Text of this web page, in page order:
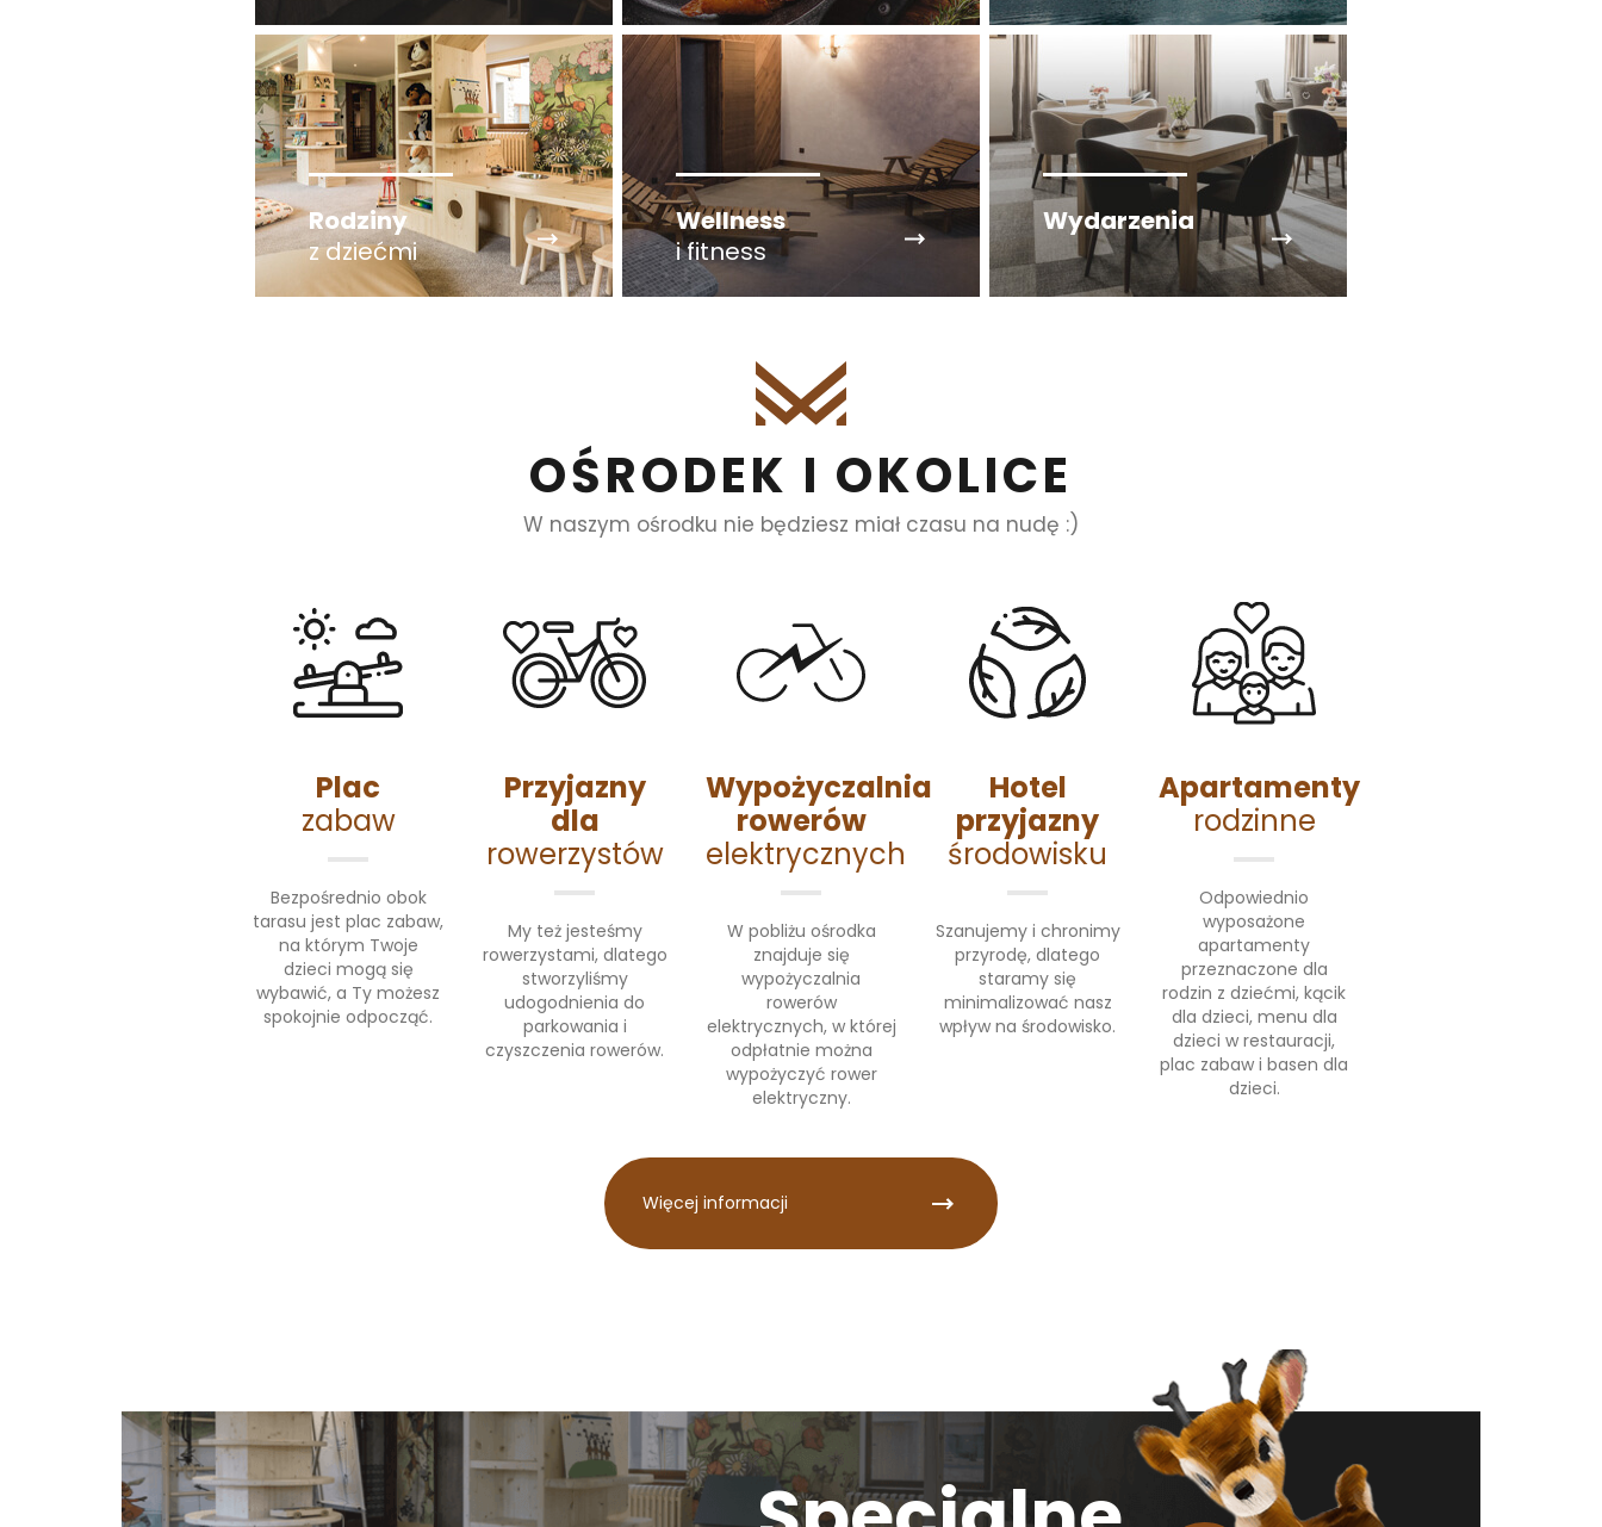
Rodziny
z dziećmi
Wellness
i fitness
Wydarzenia
OŚRODEK I OKOLICE
W naszym ośrodku nie będziesz miał czasu na nudę :)
Plac
zabaw
Bezpośrednio obok
tarasu jest plac zabaw,
na którym Twoje
dzieci mogą się
wybawić, a Ty możesz
spokojnie odpocząć.
Przyjazny
dla
rowerzystów
My też jesteśmy
rowerzystami, dlatego
stworzyliśmy
udogodnienia do
parkowania i
czyszczenia rowerów.
Wypożyczalnia
rowerów
elektrycznych
W pobliżu ośrodka
znajduje się
wypożyczalnia
rowerów
elektrycznych, w której
odpłatnie można
wypożyczyć rower
elektryczny.
Hotel
przyjazny
środowisku
Szanujemy i chronimy
przyrodę, dlatego
staramy się
minimalizować nasz
wpływ na środowisko.
Apartamenty
rodzinne
Odpowiednio
wyposażone
apartamenty
przeznaczone dla
rodzin z dziećmi, kącik
dla dzieci, menu dla
dzieci w restauracji,
plac zabaw i basen dla
dzieci.
Więcej informacji